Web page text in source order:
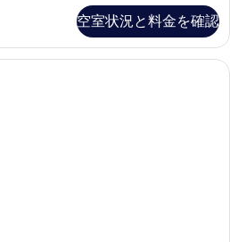
空室状況と料金を確認